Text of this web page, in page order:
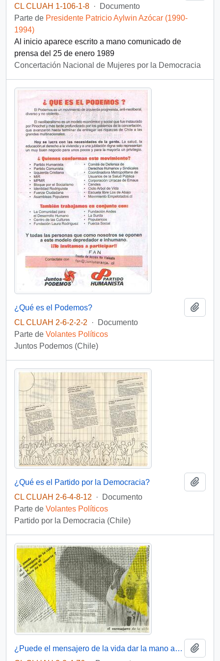
CL CLUAH 1-106-1-8 ·
Documento
Parte de Presidente Patricio Aylwin Azócar (1990-
1994)
Al inicio aparece escrito a mano comunicado de
prensa del 25 de enero 1989
Concertación Nacional de Mujeres por la Democracia
¿Qué es el Podemos?
CL CLUAH 2-6-2-2-2
·
Documento
Parte de Volantes Políticos
Juntos Podemos (Chile)
¿Qué es el Partido por la Democracia?
CL CLUAH 2-6-4-8-12
·
Documento
Parte de Volantes Políticos
Partido por la Democracia (Chile)
¿Puede el mensajero de la vida dar la mano al cochero de la muerte?